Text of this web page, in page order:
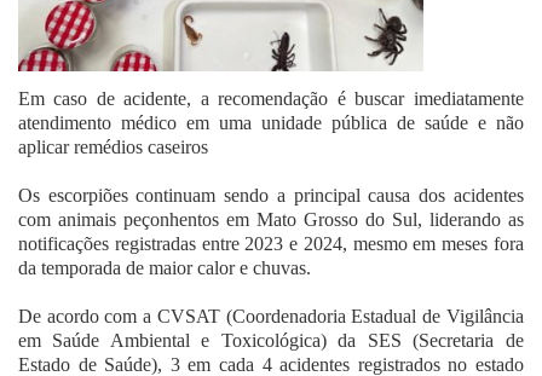
Em caso de acidente, a recomendação é buscar imediatamente
atendimento médico em uma unidade pública de saúde e não
aplicar remédios caseiros
Os escorpiões continuam sendo a principal causa dos acidentes
com animais peçonhentos em Mato Grosso do Sul, liderando as
notificações registradas entre 2023 e 2024, mesmo em meses fora
da temporada de maior calor e chuvas.
De acordo com a CVSAT (Coordenadoria Estadual de Vigilância
em Saúde Ambiental e Toxicológica) da SES (Secretaria de
Estado de Saúde), 3 em cada 4 acidentes registrados no estado